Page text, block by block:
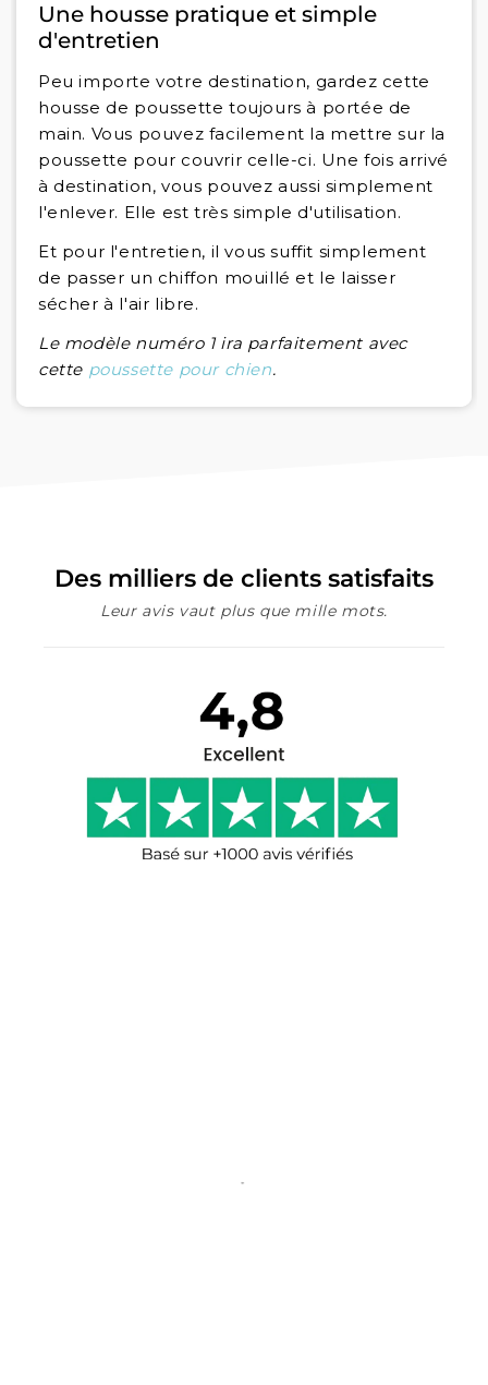
Une housse pratique et simple
d'entretien
Peu importe votre destination, gardez cette
housse de poussette toujours à portée de
main. Vous pouvez facilement la mettre sur la
poussette pour couvrir celle-ci. Une fois arrivé
à destination, vous pouvez aussi simplement
l'enlever. Elle est très simple d'utilisation.
Et pour l'entretien, il vous suffit simplement
de passer un chiffon mouillé et le laisser
sécher à l'air libre.
Le modèle numéro 1 ira parfaitement avec
cette poussette pour chien.
Des milliers de clients satisfaits
Leur avis vaut plus que mille mots.